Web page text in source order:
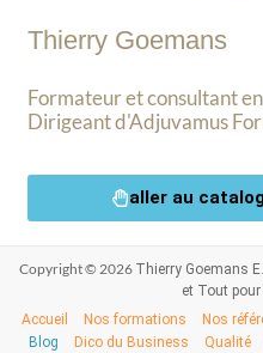
Thierry Goemans
Formateur et consultant
Dirigeant d'Adjuvamus
aller au
Copyright © 2026 Thierry Goemans
et Tout pour
Accueil Nos formations Nos
Blog
Dico du Business Qualité